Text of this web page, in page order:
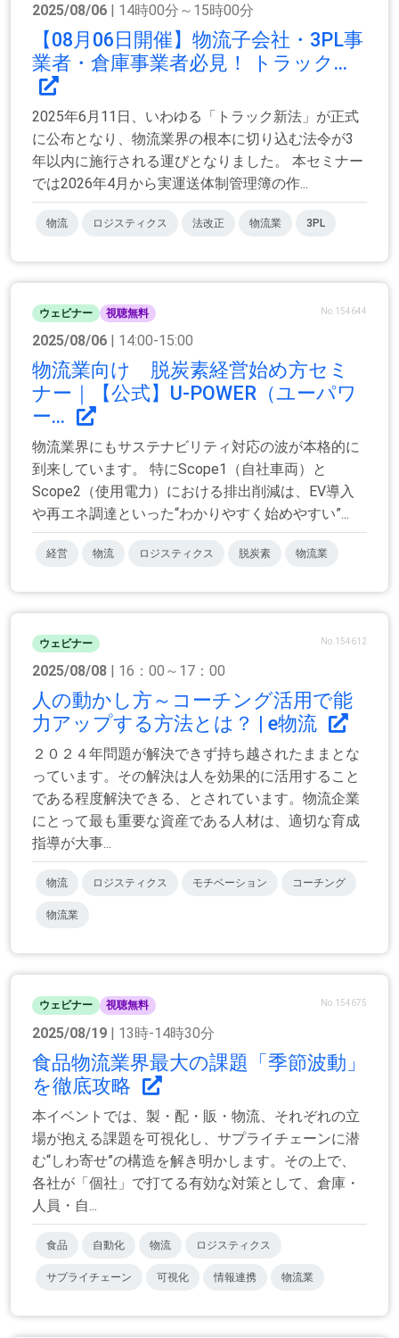
2025/08/06 | 14時00分～15時00分
【08月06日開催】物流子会社・3PL事
業者・倉庫事業者必見！ トラック...
2025年6月11日、いわゆる「トラック新法」が正式
に公布となり、物流業界の根本に切り込む法令が3
年以内に施行される運びとなりました。 本セミナー
では2026年4月から実運送体制管理簿の作...
物流 ロジスティクス 法改正 物流業 3PL
ウェビナー 視聴無料 No.154644
2025/08/06 | 14:00-15:00
物流業向け 脱炭素経営始め方セミ
ナー｜【公式】U-POWER（ユーパワ
ー...
物流業界にもサステナビリティ対応の波が本格的に
到来しています。 特にScope1（自社車両）と
Scope2（使用電力）における排出削減は、EV導入
や再エネ調達といった“わかりやすく始めやすい”...
経営 物流 ロジスティクス 脱炭素 物流業
ウェビナー No.154612
2025/08/08 | 16：00～17：00
人の動かし方～コーチング活用で能
力アップする方法とは？ | e物流
２０２４年問題が解決できず持ち越されたままとな
っています。その解決は人を効果的に活用すること
である程度解決できる、とされています。物流企業
にとって最も重要な資産である人材は、適切な育成
指導が大事...
物流 ロジスティクス モチベーション コーチング
物流業
ウェビナー 視聴無料 No.154675
2025/08/19 | 13時-14時30分
食品物流業界最大の課題「季節波動」
を徹底攻略
本イベントでは、製・配・販・物流、それぞれの立
場が抱える課題を可視化し、サプライチェーンに潜
む“しわ寄せ”の構造を解き明かします。その上で、
各社が「個社」で打てる有効な対策として、倉庫・
人員・自...
食品 自動化 物流 ロジスティクス
サプライチェーン 可視化 情報連携 物流業